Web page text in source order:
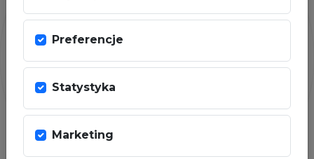
26.03.2026
Preferencje
Statystyka
Marketing